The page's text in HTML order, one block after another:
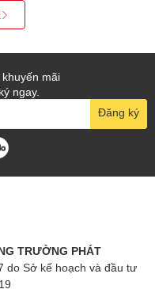
mãi
ngay.
Đăng ký
TRƯỜNG PHÁT
do Sở kế hoạch và đầu tư